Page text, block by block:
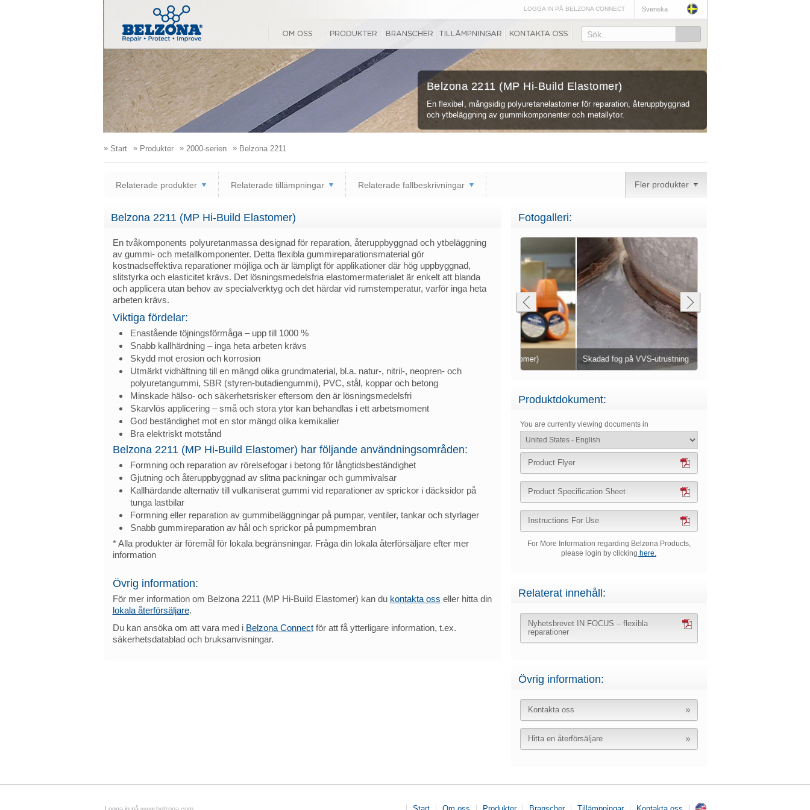
Svenska
LOGGA IN PÅ BELZONA CONNECT
Sök..
Belzona 2211 (MP Hi-Build Elastomer)
En flexibel, mångsidig polyuretanelastomer för reparation, återuppbyggnad
och ytbeläggning av gummikomponenter och metallytor.
»Start »Produkter »2000-serien »Belzona 2211
Relaterade produkter Relaterade tillämpningar Relaterade fallbeskrivningar Fler produkter
Belzona 2211 (MP Hi-Build Elastomer)
En tvåkomponents polyuretanmassa designad för reparation, återuppbyggnad och ytbeläggning
av gummi- och metallkomponenter. Detta flexibla gummireparationsmaterial gör
kostnadseffektiva reparationer möjliga och är lämpligt för applikationer där hög uppbyggnad,
slitstyrka och elasticitet krävs. Det lösningsmedelsfria elastomermaterialet är enkelt att blanda
och applicera utan behov av specialverktyg och det härdar vid rumstemperatur, varför inga heta
arbeten krävs.
Viktiga fördelar:
Enastående töjningsförmåga – upp till 1000 %
Snabb kallhärdning – inga heta arbeten krävs
Skydd mot erosion och korrosion
Utmärkt vidhäftning till en mängd olika grundmaterial, bl.a. natur-, nitril-, neopren- och
polyuretangummi, SBR (styren-butadiengummi), PVC, stål, koppar och betong
Minskade hälso- och säkerhetsrisker eftersom den är lösningsmedelsfri
Skarvlös applicering – små och stora ytor kan behandlas i ett arbetsmoment
God beständighet mot en stor mängd olika kemikalier
Bra elektriskt motstånd
Belzona 2211 (MP Hi-Build Elastomer) har följande användningsområden:
Formning och reparation av rörelsefogar i betong för långtidsbeständighet
Gjutning och återuppbyggnad av slitna packningar och gummivalsar
Kallhärdande alternativ till vulkaniserat gummi vid reparationer av sprickor i däcksidor på
tunga lastbilar
Formning eller reparation av gummibeläggningar på pumpar, ventiler, tankar och styrlager
Snabb gummireparation av hål och sprickor på pumpmembran
* Alla produkter är föremål för lokala begränsningar. Fråga din lokala återförsäljare efter mer
information
Övrig information:
För mer information om Belzona 2211 (MP Hi-Build Elastomer) kan du kontakta oss eller hitta din
lokala återförsäljare.
Du kan ansöka om att vara med i Belzona Connectför att få ytterligare information, t.ex.
säkerhetsdatablad och bruksanvisningar.
Fotogalleri:
Skadad fog på VVS-utrustning
Produktdokument:
You are currently viewing documents in
Product Flyer
Product Specification Sheet
Instructions For Use
For More Information regarding Belzona Products,
please login by clicking here.
Relaterat innehåll:
Nyhetsbrevet IN FOCUS – flexibla
reparationer
Övrig information:
Kontakta oss
Hitta en återförsäljare